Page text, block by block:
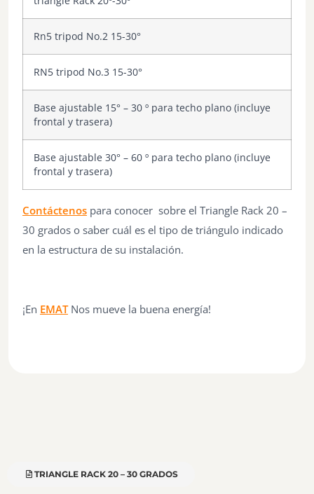
Rn5 tripod No.2 15-30°
RN5 tripod No.3 15-30°
Base ajustable 15° – 30 º para techo plano (incluye
frontal y trasera)
Base ajustable 30° – 60 º para techo plano (incluye
frontal y trasera)
Contáctenos para conocer sobre el Triangle Rack 20 –
30 grados o saber cuál es el tipo de triángulo indicado
en la estructura de su instalación.
¡En EMATNos mueve la buena energía!
TRIANGLE RACK 20 – 30 GRADOS